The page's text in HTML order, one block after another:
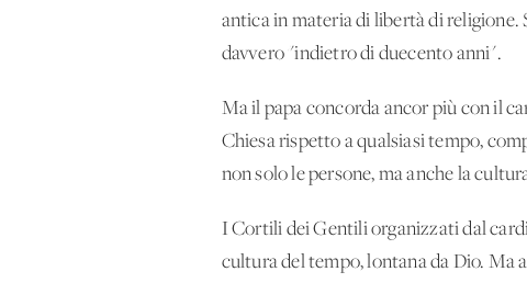
antica in materia di libertà di religione.
davvero "indietro di duecento
Ma il papa concorda ancor più con il
Chiesa rispetto a qualsiasi tempo,
non solo le persone, ma anche la
I Cortili dei Gentili organizzati dal
cultura del tempo, lontana da Dio. Ma